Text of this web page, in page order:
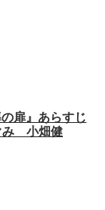
扉』あらすじ
み 小畑健